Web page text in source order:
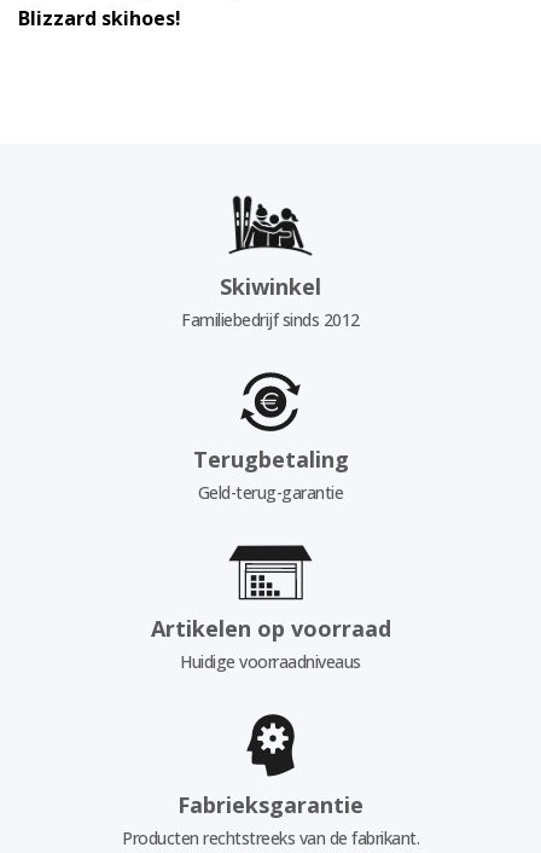
Blizzard skihoes!
Skiwinkel
Familiebedrijf sinds 2012
Terugbetaling
Geld-terug-garantie
Artikelen op voorraad
Huidige voorraadniveaus
Fabrieksgarantie
Producten rechtstreeks van de fabrikant.